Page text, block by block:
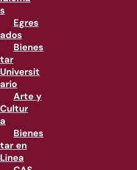
s
Egres
ados
Bienes
tar
Universit
ario
Arte y
Cultur
a
Bienes
tar en
Linea